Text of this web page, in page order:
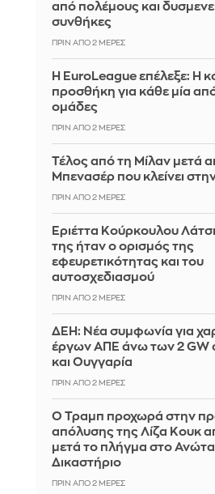
από πολέμους και
συνθήκες
ΠΡΙΝ ΑΠΌ 2 ΜΈΡΕΣ
Η EuroLeague επέλεξε: Η
προσθήκη για κάθε μία
ομάδες
ΠΡΙΝ ΑΠΌ 2 ΜΈΡΕΣ
Τέλος από τη Μίλαν μετά
Μπενασέρ που κλείνει
ΠΡΙΝ ΑΠΌ 2 ΜΈΡΕΣ
Εριέττα Κούρκουλου
της ήταν ο ορισμός της
εφευρετικότητας και του
αυτοσχεδιασμού
ΠΡΙΝ ΑΠΌ 2 ΜΈΡΕΣ
ΔΕΗ: Νέα συμφωνία για
έργων ΑΠΕ άνω των 2 GW
και Ουγγαρία
ΠΡΙΝ ΑΠΌ 2 ΜΈΡΕΣ
Ο Τραμπ προχωρά στην
απόλυσης της Λίζα Κουκ
μετά το πλήγμα στο
Δικαστήριο
ΠΡΙΝ ΑΠΌ 2 ΜΈΡΕΣ